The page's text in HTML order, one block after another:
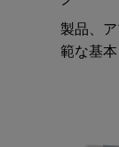
製品、
範な基